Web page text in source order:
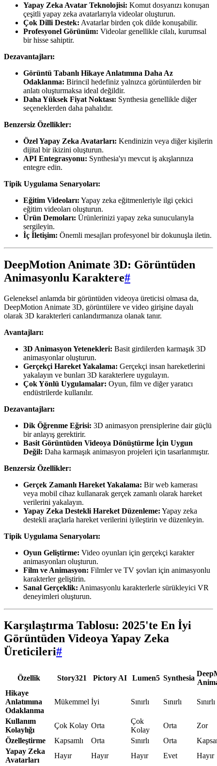
Yapay Zeka Avatar Teknolojisi: Komut dosyanızı konuşan
çeşitli yapay zeka avatarlarıyla videolar oluşturun.
Çok Dilli Destek: Avatarlar birden çok dilde konuşabilir.
Profesyonel Görünüm: Videolar genellikle cilalı, kurumsal
bir hisse sahiptir.
Dezavantajları:
Görüntü Tabanlı Hikaye Anlatımına Daha Az
Odaklanma: Birincil hedefiniz yalnızca görüntülerden bir
anlatı oluşturmaksa ideal değildir.
Daha Yüksek Fiyat Noktası: Synthesia genellikle diğer
seçeneklerden daha pahalıdır.
Benzersiz Özellikler:
Özel Yapay Zeka Avatarları: Kendinizin veya diğer kişilerin
dijital bir ikizini oluşturun.
API Entegrasyonu: Synthesia'yı mevcut iş akışlarınıza
entegre edin.
Tipik Uygulama Senaryoları:
Eğitim Videoları: Yapay zeka eğitmenleriyle ilgi çekici
eğitim videoları oluşturun.
Ürün Demoları: Ürünlerinizi yapay zeka sunucularıyla
sergileyin.
İç İletişim: Önemli mesajları profesyonel bir dokunuşla iletin.
DeepMotion Animate 3D: Görüntüden
Animasyonlu Karaktere#
Geleneksel anlamda bir görüntüden videoya üreticisi olmasa da,
DeepMotion Animate 3D, görüntülere ve video girişine dayalı
olarak 3D karakterleri canlandırmanıza olanak tanır.
Avantajları:
3D Animasyon Yetenekleri: Basit girdilerden karmaşık 3D
animasyonlar oluşturun.
Gerçekçi Hareket Yakalama: Gerçekçi insan hareketlerini
yakalayın ve bunları 3D karakterlere uygulayın.
Çok Yönlü Uygulamalar: Oyun, film ve diğer yaratıcı
endüstrilerde kullanılır.
Dezavantajları:
Dik Öğrenme Eğrisi: 3D animasyon prensiplerine dair güçlü
bir anlayış gerektirir.
Basit Görüntüden Videoya Dönüştürme İçin Uygun
Değil: Daha karmaşık animasyon projeleri için tasarlanmıştır.
Benzersiz Özellikler:
Gerçek Zamanlı Hareket Yakalama: Bir web kamerası
veya mobil cihaz kullanarak gerçek zamanlı olarak hareket
verilerini yakalayın.
Yapay Zeka Destekli Hareket Düzenleme: Yapay zeka
destekli araçlarla hareket verilerini iyileştirin ve düzenleyin.
Tipik Uygulama Senaryoları:
Oyun Geliştirme: Video oyunları için gerçekçi karakter
animasyonları oluşturun.
Film ve Animasyon: Filmler ve TV şovları için animasyonlu
karakterler geliştirin.
Sanal Gerçeklik: Animasyonlu karakterlerle sürükleyici VR
deneyimleri oluşturun.
Karşılaştırma Tablosu: 2025'te En İyi
Görüntüden Videoya Yapay Zeka
Üreticileri#
Özellik Story321 Pictory AI Lumen5 Synthesia
Hikaye
Anlatımına
Odaklanma
Mükemmel İyi Sınırlı Sınırlı Sınırlı
Kullanım
Kolaylığı
Çok Kolay Orta
Çok
Kolay
Orta
Zor
Özelleştirme
Kapsamlı Orta Sınırlı Orta
Yapay Zeka
Avatarları
Hayır Hayır Hayır Evet
Hayır